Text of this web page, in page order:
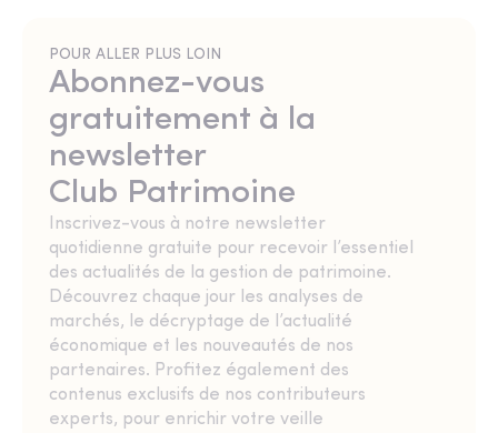
POUR ALLER PLUS LOIN
Abonnez-vous
gratuitement à la
newsletter
Club Patrimoine
Inscrivez-vous à notre newsletter
quotidienne gratuite pour recevoir l’essentiel
des actualités de la gestion de patrimoine.
Découvrez chaque jour les analyses de
marchés, le décryptage de l’actualité
économique et les nouveautés de nos
partenaires. Profitez également des
contenus exclusifs de nos contributeurs
experts, pour enrichir votre veille